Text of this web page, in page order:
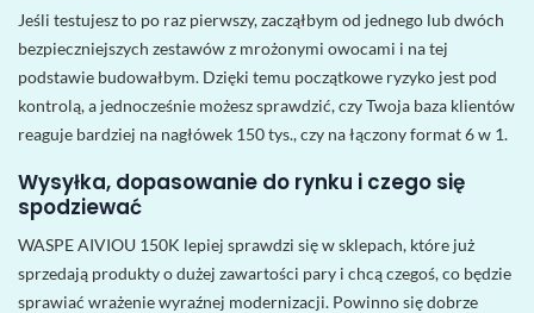
Jeśli testujesz to po raz pierwszy, zacząłbym od jednego lub dwóch
bezpieczniejszych zestawów z mrożonymi owocami i na tej
podstawie budowałbym. Dzięki temu początkowe ryzyko jest pod
kontrolą, a jednocześnie możesz sprawdzić, czy Twoja baza klientów
reaguje bardziej na nagłówek 150 tys., czy na łączony format 6 w 1.
Wysyłka, dopasowanie do rynku i czego się
spodziewać
WASPE AIVIOU 150K lepiej sprawdzi się w sklepach, które już
sprzedają produkty o dużej zawartości pary i chcą czegoś, co będzie
sprawiać wrażenie wyraźnej modernizacji. Powinno się dobrze